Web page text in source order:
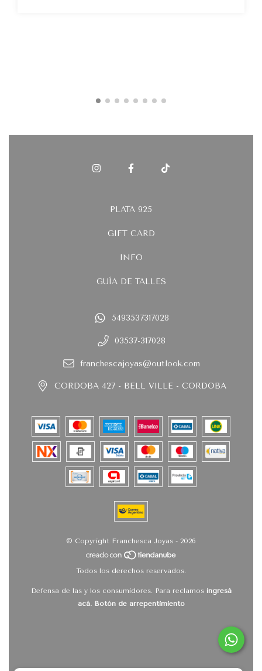
PLATA 925
GIFT CARD
INFO
GUÍA DE TALLES
5493537317028
03537-317028
franchescajoyas@outlook.com
CORDOBA 427 - BELL VILLE - CORDOBA
© Copyright Franchesca Joyas - 2026
Todos los derechos reservados.
Defensa de las y los consumidores. Para reclamos ingresá
acá. Botón de arrepentimiento